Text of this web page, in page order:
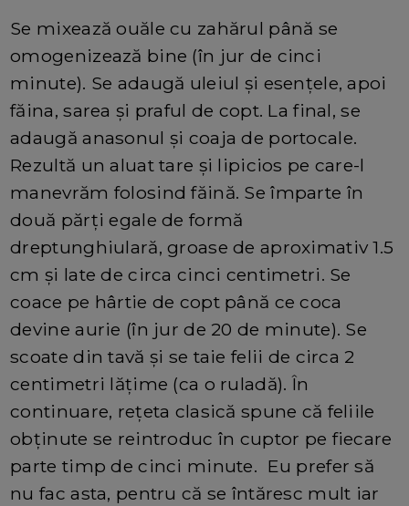
Se mixează ouăle cu zahărul până se
omogenizează bine (în jur de cinci
minute). Se adaugă uleiul și esențele, apoi
făina, sarea și praful de copt. La final, se
adaugă anasonul și coaja de portocale.
Rezultă un aluat tare și lipicios pe care-l
manevrăm folosind făină. Se împarte în
două părți egale de formă
dreptunghiulară, groase de aproximativ 1.5
cm și late de circa cinci centimetri. Se
coace pe hârtie de copt până ce coca
devine aurie (în jur de 20 de minute). Se
scoate din tavă și se taie felii de circa 2
centimetri lățime (ca o ruladă). În
continuare, rețeta clasică spune că feliile
obținute se reintroduc în cuptor pe fiecare
parte timp de cinci minute. Eu prefer să
nu fac asta, pentru că se întăresc mult iar